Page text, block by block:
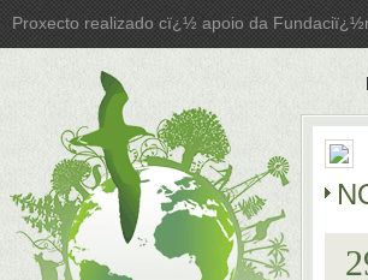
Proxecto realizado cï¿½ apoio da